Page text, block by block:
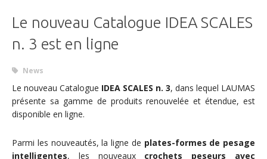
Le nouveau Catalogue IDEA SCALES
n. 3 est en ligne
News
Le nouveau Catalogue IDEA SCALES n. 3, dans lequel LAUMAS
présente sa gamme de produits renouvelée et étendue, est
disponible en ligne.
Parmi les nouveautés, la ligne de plates-formes de pesage
intelligentes, les nouveaux crochets
peseurs avec